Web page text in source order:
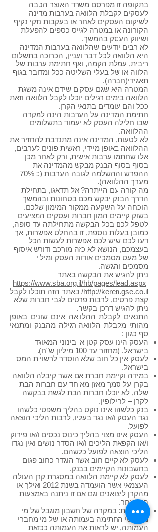
בתקופה זו מפרסם משרד האוצר הטבה
לעסקים לקבלת הלוואה בערבות מדינה
לשיקום העסקים לאחר או בעקבות נזקי נקיף
הקורונה או במטרה לגייס כספים להפעלת
ושיווק העסק בהמשך.
לא רבים יודעים שהלוואה בערבות המדינה
היא הלוואה לכל דבר ועניין, הכרוכה בתשלום
ריבית, עמלת הקמה, ואף חתימת ערבות של
הלווה או של בעלי השליטה ככל ומדובר בגוף
תאגידי(חברה).
המטרה היא שגם עסקים שידם אינה משגת
הלוואה בימים רגילים יוכלו לקבל הלוואה וזאת
ככל והם עומדים בתנאי הקרן.
חתימת המדינה על הערבות הינה למקרה
שבו חלילה העסק לא יעמוד בתשלומים
ההלוואה.
לא לטעות, המדינה אינה מתנדבת להחזיר את
ההלוואה באופן מיידי, ראשית פונים לערבים,
אלו שחתמו ערבות אישית, ורק לאחר מכן
בסוף בסוף הבנק מבקש מהמדינה את
ההפרש וההשלמה לגובה הערבות (כ 70%
מערך ההלוואה).
מה קורה עם הייתרה? אל תדאגו, בתחילת
הדרך הבנק יבקש מכם בטחונות ובהמשך
הוכחה על השקעה ממקור המימון שלכם.
בשוק קיימים המון חברות ועסקים המציעים
לטפל לכם בכל הבקשה מתחילתה עד סופה,
כמובן בעלות נוספת, זו בהחלט אפשרות, אך
דעו לכם שיש לכם אפשרות לעשות הכל
בעצמכם, הנושא לא כזה מורכב ודורש איסוף
של מעט מסמכים אודות העסק ומילוי
מסמכים והגשה.
ניתן להגיש את הבקשה באתר
https://www.sba.org.il/hb/pages/lead.aspx
http://keren.gse.co.il/ באתר הזה תוכלו לקבל
קצת פרטים, לרבות פרטים לגבי חברות שלא
ניתן להגיש דרכן בקשה.
התנאים לקבלת ההלוואה אינם שונים באופן
מהותי מקבלת הלוואה רגילה מהבנק ומתנאי
סף כגון :
העסק הינו עסק קטן או בינוני המאוגד
בישראל. (מחזור עד 100 מיליון ש"ח).
לעסק אין כל חוב שלא הוסדר לרשויות המס
בישראל.
במידה וקיימת חברת אם אשר קיבלה הלוואה
בקרן על סמך מאזן מאוחד עם חברות הבת
שלה, לא יוכלו חברות הבת לגשת בבקשה
לקרן – לחילופין.
בנק כלשהו אינו נוקט בהליך משפטי כלשהו
נגד העסק ו/או נגד בעליו, לרבות הליכי הוצאה
לפועל.
העסק אינו מצוי בהליך כינוס נכסים ו/או פירוק
ו/או הקפאת הליכים ו/או הסדר נושים ואין נגדו
הליכי הוצאה לפועל כלשהם.
לעסק לא קיים חוב אשר הוגדר כחוב פגום
בחשבונות הקיימים בבנק.
לעסק לא קיימת הלוואה במסגרת קרן העולה
העצמאי אשר הועמדה בשנת 2012 ואילך או
מהקרן ליצואנים וגם אם זו ניתנה באמצעות
בנק אחר.
בעמותות: במקרה של חשבון מוגבל של מי
ממורשי החתימה בעמותה או של מי מחברי
העמותה, יש לראות את העמותה ככזאת